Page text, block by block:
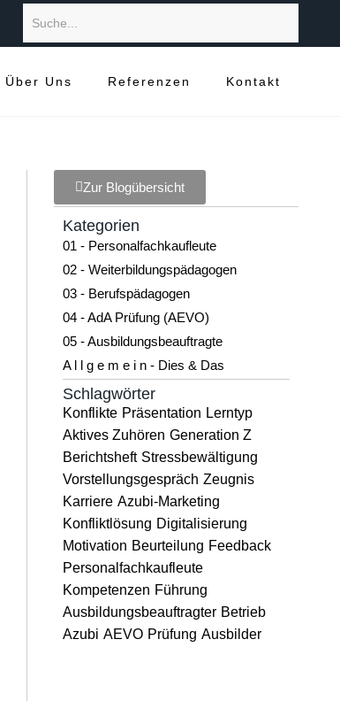
Über Uns Referenzen Kontakt
Zur Blogübersicht
Kategorien
01 - Personalfachkaufleute
02 - Weiterbildungspädagogen
03 - Berufspädagogen
04 - AdA Prüfung (AEVO)
05 - Ausbildungsbeauftragte
A l l g e m e i n - Dies & Das
Schlagwörter
Konflikte Präsentation Lerntyp
Aktives Zuhören Generation Z
Berichtsheft Stressbewältigung
Vorstellungsgespräch Zeugnis
Karriere Azubi-Marketing
Konfliktlösung Digitalisierung
Motivation Beurteilung Feedback
Personalfachkaufleute
Kompetenzen Führung
Ausbildungsbeauftragter Betrieb
Azubi AEVO Prüfung Ausbilder